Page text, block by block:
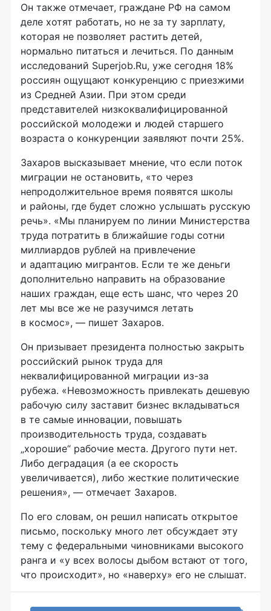
Он также отмечает, граждане РФ на самом
деле хотят работать, но не за ту зарплату,
которая не позволяет растить детей,
нормально питаться и лечиться. По данным
исследований Superjob.Ru, уже сегодня 18%
россиян ощущают конкуренцию с приезжими
из Средней Азии. При этом среди
представителей низкоквалифицированной
российской молодежи и людей старшего
возраста о конкуренции заявляют почти 25%.
Захаров высказывает мнение, что если поток
миграции не остановить, «то через
непродолжительное время появятся школы
и районы, где будет сложно услышать русскую
речь». «Мы планируем по линии Министерства
труда потратить в ближайшие годы сотни
миллиардов рублей на привлечение
и адаптацию мигрантов. Если те же деньги
дополнительно направить на образование
наших граждан, еще есть шанс, что через 20
лет мы все же не разучимся летать
в космос», — пишет Захаров.
Он призывает президента полностью закрыть
российский рынок труда для
неквалифицированной миграции из-за
рубежа. «Невозможность привлекать дешевую
рабочую силу заставит бизнес вкладываться
в те самые инновации, повышать
производительность труда, создавать
„хорошие“ рабочие места. Другого пути нет.
Либо деградация (а ее скорость
увеличивается), либо жесткие политические
решения», — отмечает Захаров.
По его словам, он решил написать открытое
письмо, поскольку много лет обсуждает эту
тему с федеральными чиновниками высокого
ранга и «у всех волосы дыбом встают от того,
что происходит», но «наверху» его не слышат.